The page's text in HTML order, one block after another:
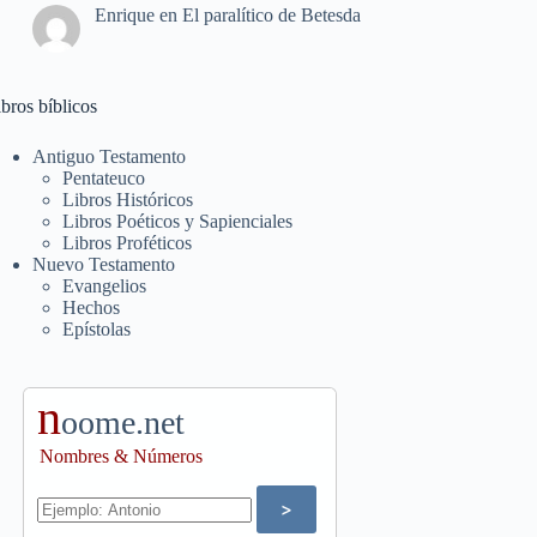
Enrique enEl paralítico de Betesda
bíblicos
Antiguo Testamento
Pentateuco
Libros Históricos
Libros Poéticos y Sapienciales
Libros Proféticos
Nuevo Testamento
Evangelios
Hechos
Epístolas
noome.net
Nombres & Números